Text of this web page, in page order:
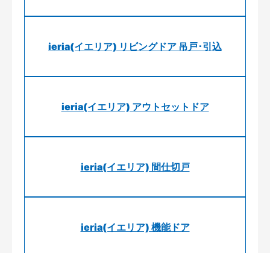
ieria(イエリア) リビングドア 吊戸･引込
ieria(イエリア) アウトセットドア
ieria(イエリア) 間仕切戸
ieria(イエリア) 機能ドア